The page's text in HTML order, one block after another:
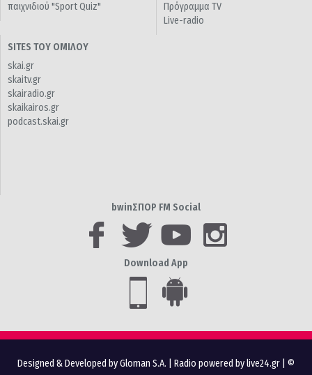
παιχνιδιού "Sport Quiz"
Πρόγραμμα TV
Live-radio
SITES ΤΟΥ ΟΜΙΛΟΥ
skai.gr
skaitv.gr
skairadio.gr
skaikairos.gr
podcast.skai.gr
bwinΣΠΟΡ FM Social
Download App
Designed & Developed by Gloman S.A. Radio powered by live24.gr | ©